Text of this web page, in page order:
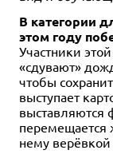
В категории
этом году
Участники
«сдувают»
чтобы
выступает
выставляются
перемещается
нему